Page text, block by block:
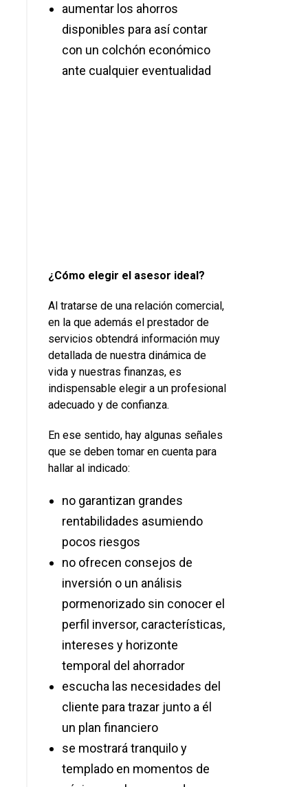
aumentar los ahorros
disponibles para así contar
con un colchón económico
ante cualquier eventualidad
¿Cómo elegir el asesor ideal?
Al tratarse de una relación comercial,
en la que además el prestador de
servicios obtendrá información muy
detallada de nuestra dinámica de
vida y nuestras finanzas, es
indispensable elegir a un profesional
adecuado y de confianza.
En ese sentido, hay algunas señales
que se deben tomar en cuenta para
hallar al indicado:
no garantizan grandes
rentabilidades asumiendo
pocos riesgos
no ofrecen consejos de
inversión o un análisis
pormenorizado sin conocer el
perfil inversor, características,
intereses y horizonte
temporal del ahorrador
escucha las necesidades del
cliente para trazar junto a él
un plan financiero
se mostrará tranquilo y
templado en momentos de